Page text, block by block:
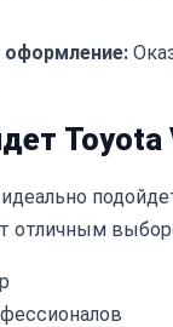
Toyota
отличным